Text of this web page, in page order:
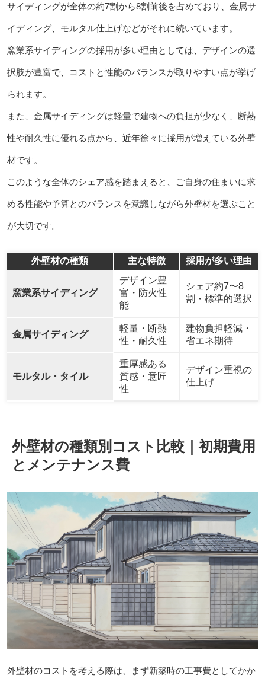
サイディングが全体の約7割から8割前後を占めており、金属サ
イディング、モルタル仕上げなどがそれに続いています。
窯業系サイディングの採用が多い理由としては、デザインの選
択肢が豊富で、コストと性能のバランスが取りやすい点が挙げ
られます。
また、金属サイディングは軽量で建物への負担が少なく、断熱
性や耐久性に優れる点から、近年徐々に採用が増えている外壁
材です。
このような全体のシェア感を踏まえると、ご自身の住まいに求
める性能や予算とのバランスを意識しながら外壁材を選ぶこと
が大切です。
外壁材の種類 主な特徴 採用が多い理由
窯業系サイディング
デザイン豊
富・防火性
能
シェア約7〜8
割・標準的選択
金属サイディング
軽量・断熱
性・耐久性
建物負担軽減・
省エネ期待
モルタル・タイル
重厚感ある
質感・意匠
性
デザイン重視の
仕上げ
外壁材の種類別コスト比較｜初期費用
とメンテナンス費
外壁材のコストを考える際は、まず新築時の工事費としてかか